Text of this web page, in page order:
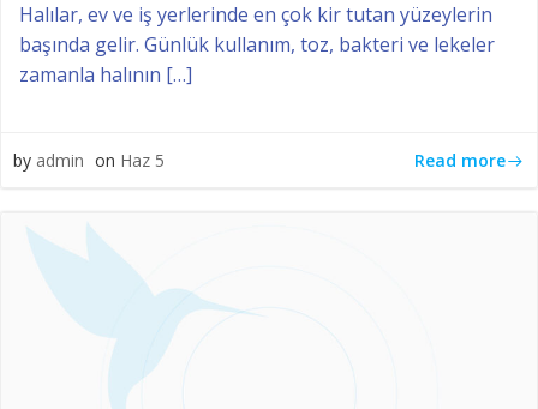
Halılar, ev ve iş yerlerinde en çok kir tutan yüzeylerin
başında gelir. Günlük kullanım, toz, bakteri ve lekeler
zamanla halının […]
by admin on Haz 5 Read more